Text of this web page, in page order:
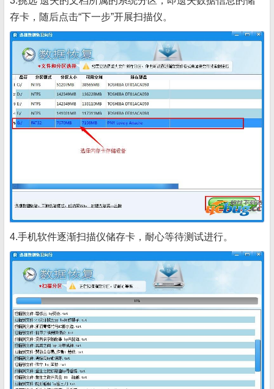
存卡，随后点击“下一步”开展扫描仪。
4.手机软件逐渐扫描仪储存卡，耐心等待测试进行。